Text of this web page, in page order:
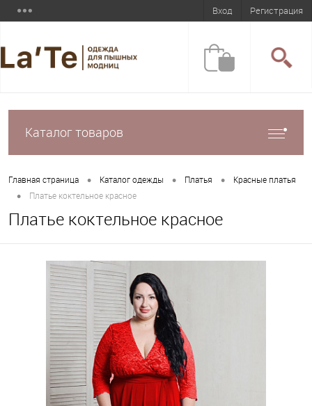
Вход Регистрация
Каталог товаров
Главная страница • Каталог одежды • Платья • Красные платья
• Платье коктельное красное
Платье коктельное красное